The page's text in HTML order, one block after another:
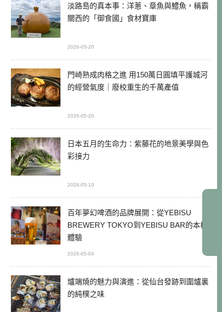
淡路島的真本事：洋蔥、章魚與鱧魚，稱霸
關西的「御食國」食材寶庫
2026-05-20
門崎熟成肉格之進 用150萬日圓填平護城河
的經營氣度｜廢校重生的千萬產值
2026-05-20
日本五月的生命力：紫藤花的地景美學與色
彩接力
2026-05-10
百年夢幻啤酒的品牌展開：從YEBISU
BREWERY TOKYO到YEBISU BAR的本格
體驗
2026-05-04
爐端燒的魅力與演進：從仙台發跡到圍爐裏
的純樸之味